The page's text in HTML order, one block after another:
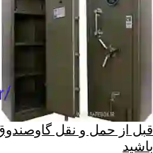
قبل از حمل و نقل
باشید